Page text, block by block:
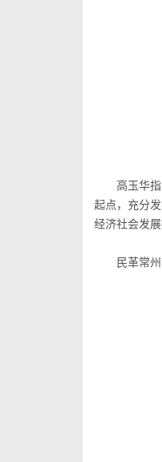
高玉华
起点，充分
经济社会发
民革常